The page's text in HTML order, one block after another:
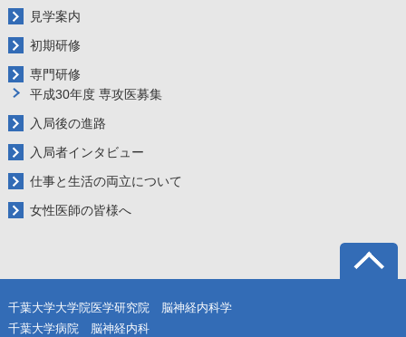
見学案内
初期研修
専門研修
平成30年度 専攻医募集
入局後の進路
入局者インタビュー
仕事と生活の両立について
女性医師の皆様へ
千葉大学大学院医学研究院 脳神経内科学
千葉大学病院 脳神経内科